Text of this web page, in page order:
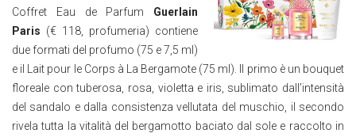
Coffret Eau de Parfum Guerlain
Paris (€ 118, profumeria) contiene
due formati del profumo (75 e 7,5 ml)
e il Lait pour le Corps à La Bergamote (75 ml). Il primo è un bouquet
floreale con tuberosa, rosa, violetta e iris, sublimato dall’intensità
del sandalo e dalla consistenza vellutata del muschio, il secondo
rivela tutta la vitalità del bergamotto baciato dal sole e raccolto in